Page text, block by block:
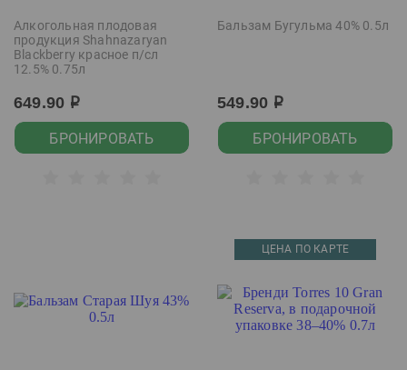
Алкогольная плодовая
продукция Shahnazaryan
Blackberry красное п/сл
12.5% 0.75л
649.90 р
БРОНИРОВАТЬ
Бальзам Бугульма 40% 0.5л
549.90 р
БРОНИРОВАТЬ
ЦЕНА ПО КАРТЕ